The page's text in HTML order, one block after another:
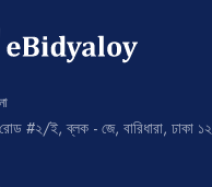
#২/ই, ব্লক - জে, বারিধারা, ঢাকা